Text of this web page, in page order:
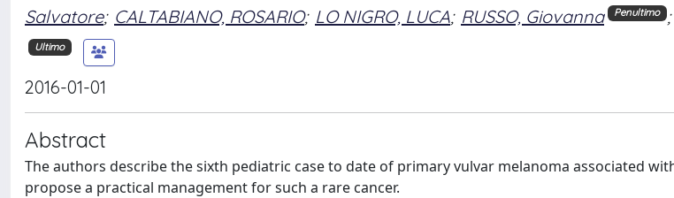
Salvatore; CALTABIANO, ROSARIO; LO NIGRO, LUCA; RUSSO, Giovanna Penultimo ;
Ultimo
2016-01-01
Abstract
The authors describe the sixth pediatric case to date of primary vulvar melanoma associated
propose a practical management for such a rare cancer.